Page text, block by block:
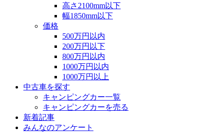
高さ2100mm以下
幅1850mm以下
価格
500万円以内
200万円以下
800万円以内
1000万円以内
1000万円以上
中古車を探す
キャンピングカー一覧
キャンピングカーを売る
新着記事
みんなのアンケート